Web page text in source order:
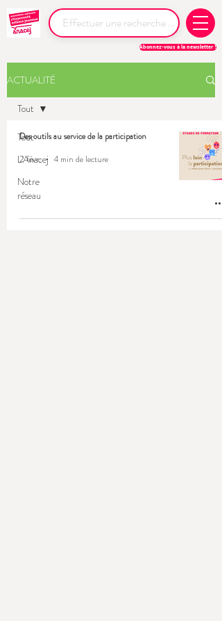
Abonnez-vous à la newsletter !
ACTUALITÉ
Tout
L'Anacej
Notre
réseau
Tout
Des outils au service de la participation
2 févr.
4 min de lecture